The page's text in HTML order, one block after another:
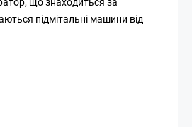
підмітальні машини від